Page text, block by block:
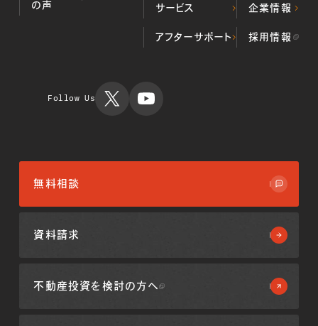
の声
デベロッパー事業
プロパティマネジメ
ント事業
サービス
ALL顔認証マン
アフターサポート
企業情報
当社の歩み
採用情報
Follow Us
無料相談
資料請求
不動産投資を 検討の方へ